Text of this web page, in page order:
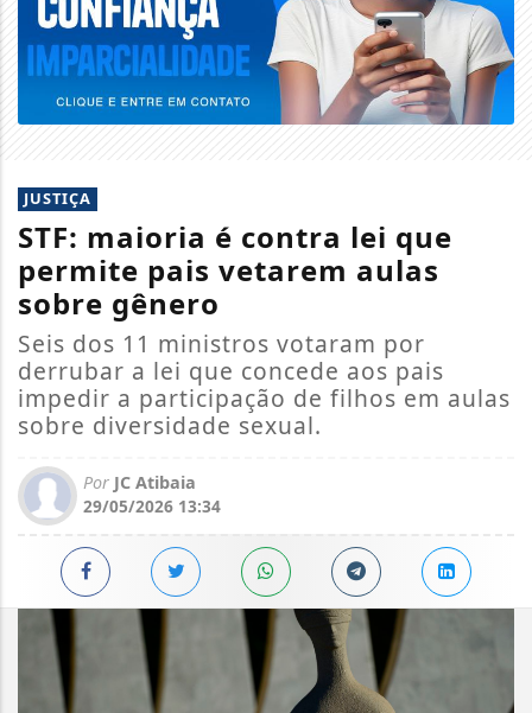
JUSTIÇA
STF: maioria é contra lei que
permite pais vetarem aulas
sobre gênero
Seis dos 11 ministros votaram por
derrubar a lei que concede aos pais
impedir a participação de filhos em aulas
sobre diversidade sexual.
Por JC Atibaia
29/05/2026 13:34